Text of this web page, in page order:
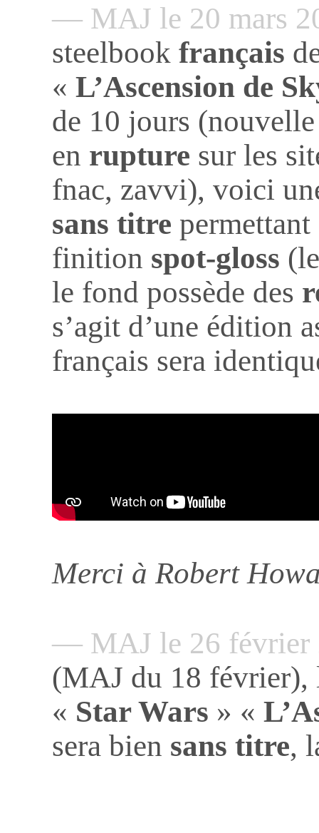
— MAJ le 20 mars
steelbookfrançais
«L’Ascension de
de 10 jours
en rupture sur les
fnac, zavvi), voici
sans titre
finition spot-gloss
le fond possède des
s’agit d’une édition
français sera
Merci à Robert
— MAJ le 26
(MAJ du 18
« Star Wars » «
sera bien sans titre,